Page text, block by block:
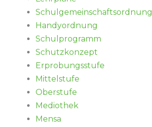
Schulgemeinschaftsordnung
Handyordnung
Schulprogramm
Schutzkonzept
Erprobungsstufe
Mittelstufe
Oberstufe
Mediothek
Mensa